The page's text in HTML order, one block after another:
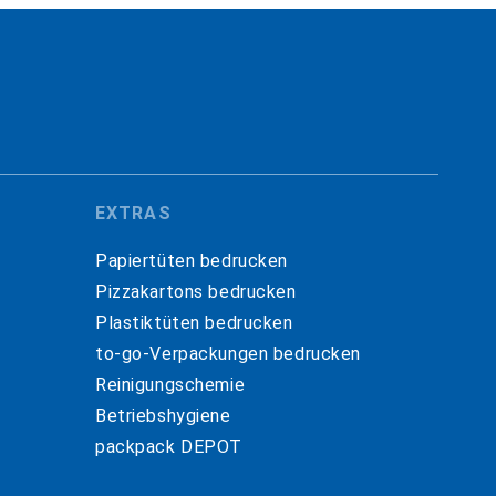
EXTRAS
Papiertüten bedrucken
Pizzakartons bedrucken
Plastiktüten bedrucken
to-go-Verpackungen bedrucken
Reinigungschemie
Betriebshygiene
packpack DEPOT